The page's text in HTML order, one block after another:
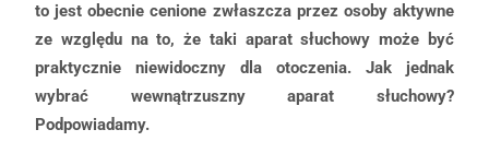
to jest obecnie cenione zwłaszcza przez osoby aktywne
ze względu na to, że taki aparat słuchowy może być
praktycznie niewidoczny dla otoczenia. Jak jednak
wybrać wewnątrzuszny aparat słuchowy?
Podpowiadamy.